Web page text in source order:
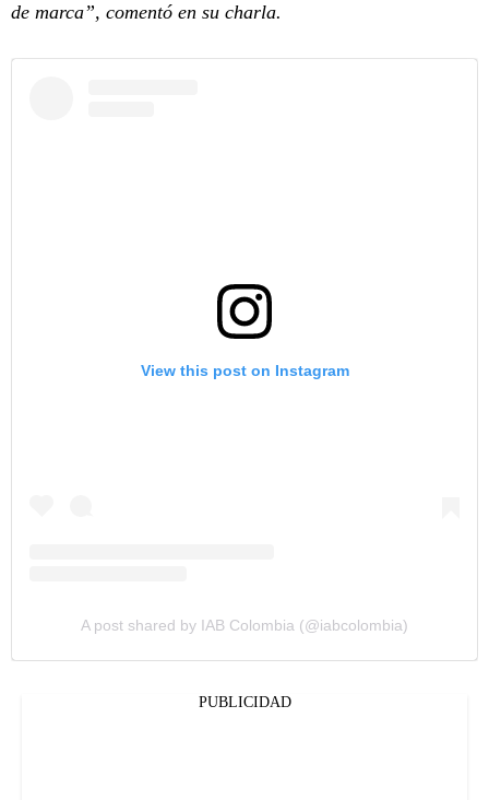
de marca”, comentó en su charla.
View this post on Instagram
A post shared by IAB Colombia (@iabcolombia)
PUBLICIDAD